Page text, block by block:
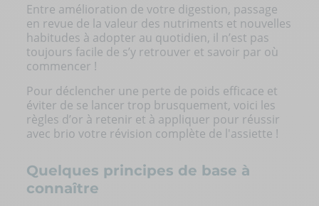
Entre amélioration de votre digestion, passage
en revue de la valeur des nutriments et nouvelles
habitudes à adopter au quotidien, il n’est pas
toujours facile de s’y retrouver et savoir par où
commencer !
Pour déclencher une perte de poids efficace et
éviter de se lancer trop brusquement, voici les
règles d’or à retenir et à appliquer pour réussir
avec brio votre révision complète de l'assiette !
Quelques principes de base à
connaître